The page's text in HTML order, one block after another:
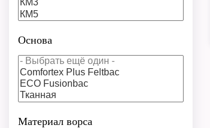
Основа
Материал ворса